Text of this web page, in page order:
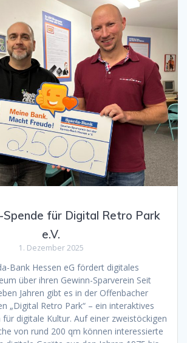
Spende für Digital Retro Park
e.V.
1. Dezember 2025
Bank Hessen eG fördert digitales
über ihren Gewinn-Sparverein Seit
Jahren gibt es in der Offenbacher
„Digital Retro Park“ – ein interaktives
für digitale Kultur. Auf einer zweistöckigen
von rund 200 qm können interessierte